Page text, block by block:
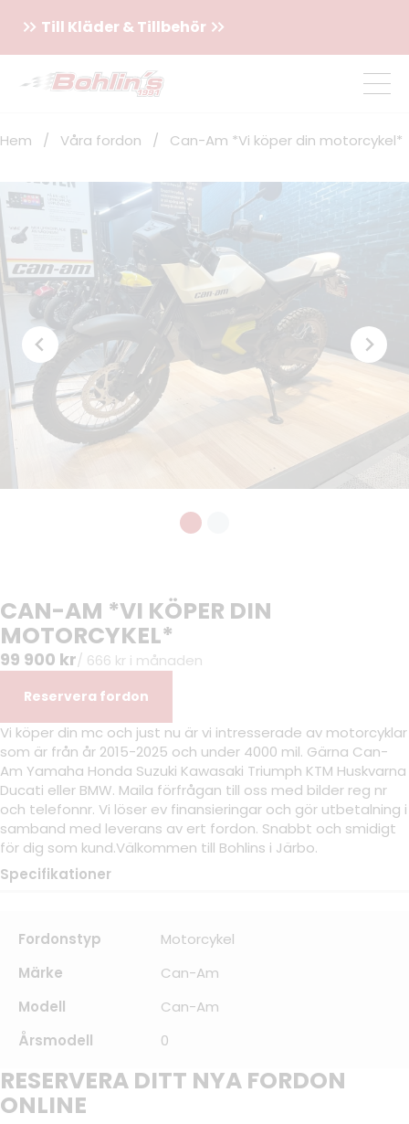
Till Kläder & Tillbehör
Hem / Våra fordon / Can-Am *Vi köper din motorcykel*
CAN-AM *VI KÖPER DIN
MOTORCYKEL*
99 900 kr/ 666 kr i månaden
Reservera fordon
Vi köper din mc och just nu är vi intresserade av motorcyklar
som är från år 2015-2025 och under 4000 mil. Gärna Can-
Am Yamaha Honda Suzuki Kawasaki Triumph KTM Huskvarna
Ducati eller BMW. Maila förfrågan till oss med bilder reg nr
och telefonnr. Vi löser ev finansieringar och gör utbetalning i
samband med leverans av ert fordon. Snabbt och smidigt
för dig som kund.Välkommen till Bohlins i Järbo.
Specifikationer
Fordonstyp
Motorcykel
Märke
Can-Am
Modell
Can-Am
Årsmodell
0
RESERVERA DITT NYA FORDON
ONLINE